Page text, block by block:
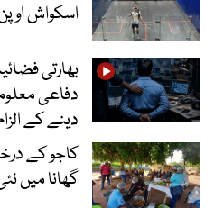
اسکواش اوپن انڈر 17 کا ٹائٹل
بھارتی
دفاعی
دینے کے
گھانا میں